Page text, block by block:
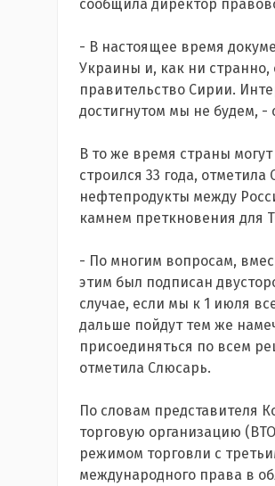
сообщила директор
- В настоящее время
Украины и, как ни странно,
правительство Сирии.
достигнутом мы не будем, -
В то же время страны
строился 33 года,
нефтепродукты между
камнем преткновения для
- По многим вопросам,
этим был подписан
случае, если мы к 1 июля
дальше пойдут тем же
присоединяться по всем
отметила Слюсарь.
По словам представителя
торговую организацию
режимом торговли с
международного права в